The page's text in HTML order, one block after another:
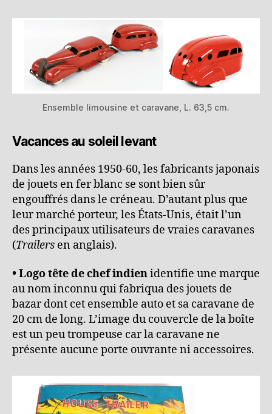
Ensemble limousine et caravane, L. 63,5 cm.
Vacances au soleil levant
Dans les années 1950-60, les fabricants japonais
de jouets en fer blanc se sont bien sûr
engouffrés dans le créneau. D’autant plus que
leur marché porteur, les États-Unis, était l’un
des principaux utilisateurs de vraies caravanes
(Trailers en anglais).
• Logo tête de chef indienidentifie une marque
au nom inconnu qui fabriqua des jouets de
bazar dont cet ensemble auto et sa caravane de
20 cm de long. L’image du couvercle de la boîte
est un peu trompeuse car la caravane ne
présente aucune porte ouvrante ni accessoires.